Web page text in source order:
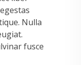
Nulla
fusce